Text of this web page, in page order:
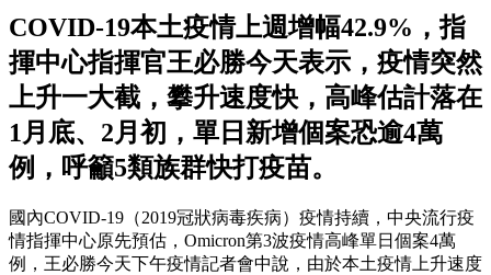
COVID-19本土疫情上週增幅42.9%，指
揮中心指揮官王必勝今天表示，疫情突然
上升一大截，攀升速度快，高峰估計落在
1月底、2月初，單日新增個案恐逾4萬
例，呼籲5類族群快打疫苗。
國內COVID-19（2019冠狀病毒疾病）疫情持續，中央流行疫
情指揮中心原先預估，Omicron第3波疫情高峰單日個案4萬
例，王必勝今天下午疫情記者會中說，由於本土疫情上升速度